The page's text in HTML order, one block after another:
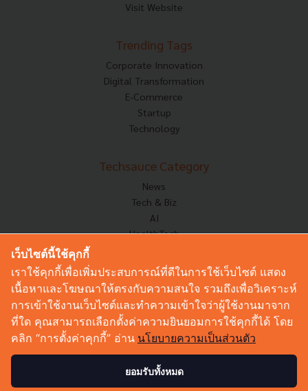
Visit Website
Trending Tags
Corporate Innovation
Digital Transformation
E-Commerce
Startup
Technology
Techsauce Category
News
Tech & Biz
AI
HealthTech
Corp Innov
Saucy Thoughts
Sustainable
Videos
Podcast
เว็บไซต์นี้ใช้คุกกี้
เราใช้คุกกี้เพื่อเพิ่มประสบการณ์ที่ดีในการใช้เว็บไซต์ แสดง
เนื้อหาและโฆษณาให้ตรงกับความสนใจ รวมถึงเพื่อวิเคราะห์
การเข้าใช้งานเว็บไซต์และทำความเข้าใจว่าผู้ใช้งานมาจาก
ที่ใด คุณสามารถเลือกตั้งค่าความยินยอมการใช้คุกกี้ได้ โดย
คลิก “การตั้งค่าคุกกี้” อ่าน นโยบายความเป็นส่วนตัว
ยอมรับทั้งหมด